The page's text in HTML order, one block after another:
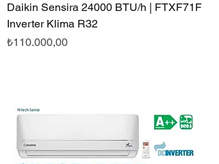
Daikin Sensira 24000 BTU/h | FTXF71F
Inverter Klima R32
Fiyat
₺110.000,00